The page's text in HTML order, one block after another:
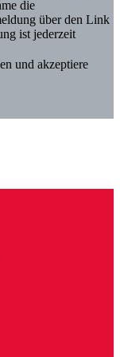
die
über den Link
ist jederzeit
und akzeptiere